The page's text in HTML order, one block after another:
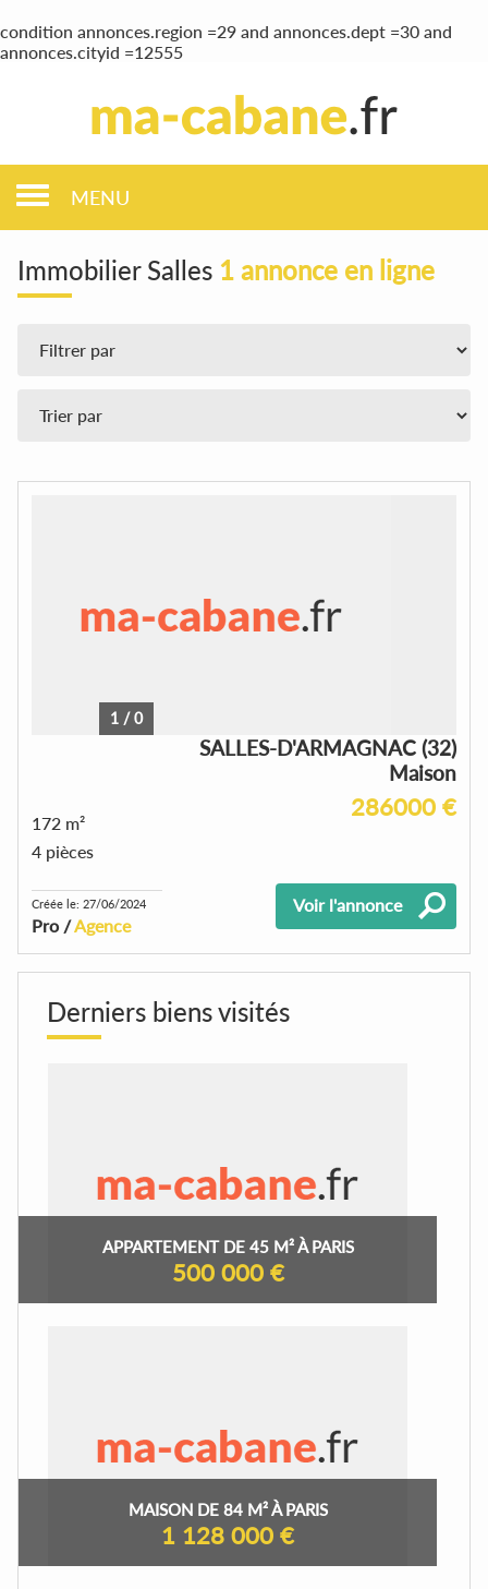
condition annonces.region =29 and annonces.dept =30 and
annonces.cityid =12555
MENU
Immobilier Salles 1 annonce en ligne
1 /0
SALLES-D'ARMAGNAC (32)
Maison
286000 €
172 m²
4 pièces
Créée le: 27/06/2024
Pro /Agence
Voir l'annonce
Derniers biens visités
APPARTEMENT DE 45 M² À PARIS
500 000 €
MAISON DE 84 M² À PARIS
1 128 000 €